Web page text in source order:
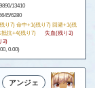
9890/13410
6280
り7) 命中+1(残り7) 回避+1(残
抵抗+4(残り7)
失血(残り3)
3)
0.00)
アンジェ